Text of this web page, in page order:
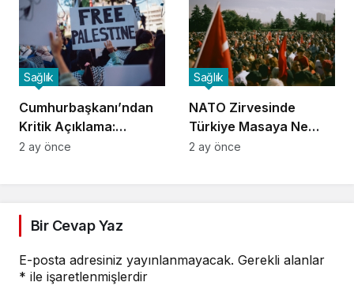
Cumhurbaşkanı’ndan
Kritik Açıklama:
Gündem Sarsıldı
Sağlık
2 ay önce
NATO Zirvesinde
Türkiye Masaya Ne
Taşıdı?
Sağlık
2 ay önce
Bir Cevap Yaz
E-posta adresiniz yayınlanmayacak. Gerekli alanlar
* ile işaretlenmişlerdir